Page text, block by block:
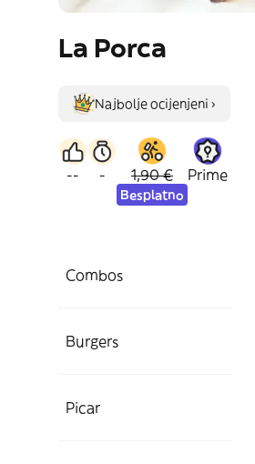
La Porca
Najbolje ocijenjeni ›
-- - 1,90 €
Besplatno
Prime
Combos
Burgers
Picar